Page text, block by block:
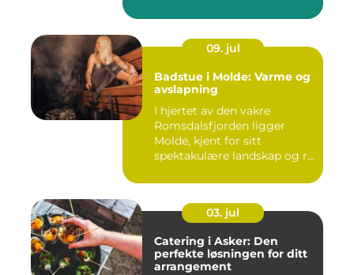
09. jul
Badstue i Molde: Varme og
avslapning
I hjertet av den vakre
Romsdalsfjorden ligger
Molde, kjent for sitt
spektakulære landskap og r...
03. jul
Catering i Asker: Den
perfekte løsningen for ditt
arrangement